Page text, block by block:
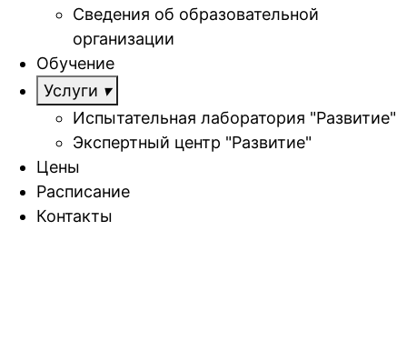
Сведения об образовательной
организации
Обучение
Услуги
Испытательная лаборатория "Развитие"
Экспертный центр "Развитие"
Цены
Расписание
Контакты